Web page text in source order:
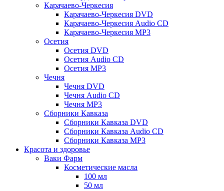
Карачаево-Черкесия
Карачаево-Черкесия DVD
Карачаево-Черкесия Audio CD
Карачаево-Черкесия MP3
Осетия
Осетия DVD
Осетия Audio CD
Осетия MP3
Чечня
Чечня DVD
Чечня Audio CD
Чечня MP3
Сборники Кавказа
Сборники Кавказа DVD
Сборники Кавказа Audio CD
Сборники Кавказа MP3
Красота и здоровье
Ваки Фарм
Косметические масла
100 мл
50 мл